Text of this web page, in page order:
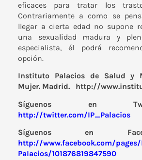
eficaces para tratar los
Contrariamente a como se
llegar a cierta edad no supone
una sexualidad madura y
especialista, él podrá
opción.
Instituto Palacios de Salud y
Mujer. Madrid. http://
Síguenos en
http://twitter.com/IP_Palacios
Síguenos en
http://www.facebook.com/
Palacios/101876819847590